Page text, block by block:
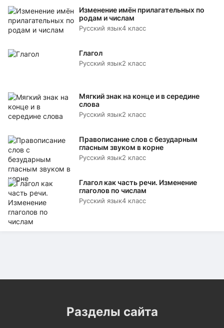
Изменение имён прилагательных по
родам и числам
Русский язык4 класс
Глагол
Русский язык2 класс
Мягкий знак на конце и в середине
слова
Русский язык2 класс
Правописание слов с безударным
гласным звуком в корне
Русский язык2 класс
Глагол как часть речи. Изменение
глаголов по числам
Русский язык4 класс
Разделы сайта